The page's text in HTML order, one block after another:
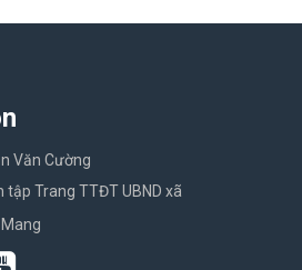
Văn Cường
tập Trang TTĐT UBND xã